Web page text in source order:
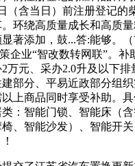
（含当日）前注册登记的
环绕高质量成长和高质
著添加，鼓...答:能够。
企业“智改数转网联”。补
万元、采办2.0升及以下排
部分、平易近政部分组
上商品同时享受补助。具
：智能门锁、智能床（
椅、智能沙发）、智能开